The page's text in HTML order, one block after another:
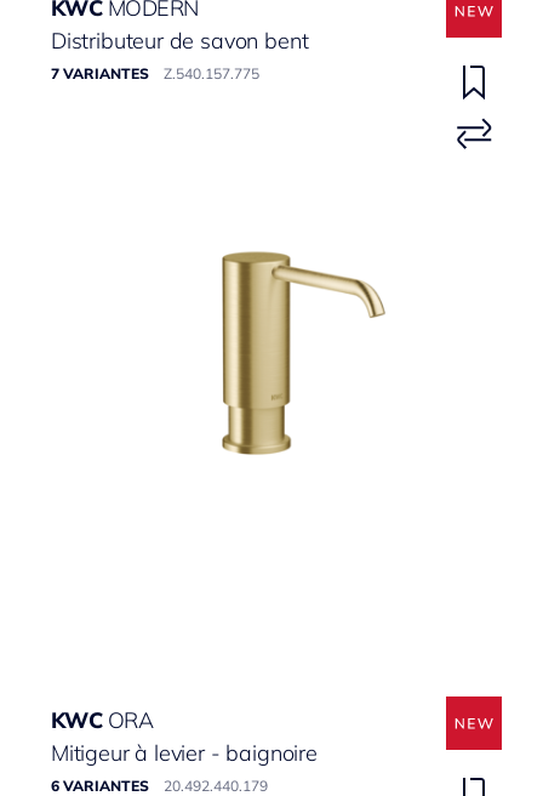
KWC MODERN
Distributeur de savon bent
7 VARIANTES Z.540.157.775
KWC ORA
Mitigeur à levier - baignoire
6 VARIANTES 20.492.440.179